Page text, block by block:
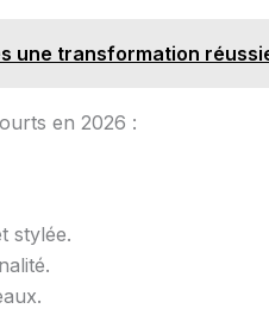
une transformation
en 2026 :
stylée.